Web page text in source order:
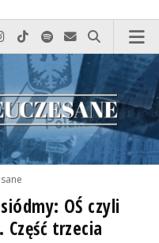
do nas zadzwoń
nas na Facebook-u
nas na X
Odwiedź nas na Instagram-ie
Odwiedź nas na TikTok-u
Szukaj nas na Spotify
Wyślij do nas
Szukaj
OŚ czyli
Część trzecia